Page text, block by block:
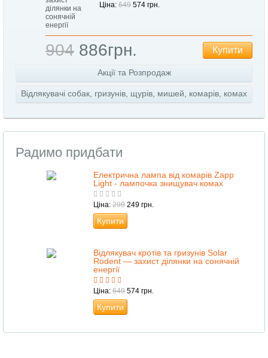
Ціна: 649 574 грн.
904 886грн. Купити
Акції та Розпродаж
Відлякувачі собак, гризунів, щурів, мишей, комарів, комах
Радимо придбати
Електрична лампа від комарів Zapp
Light - лампочка знищувач комах
Ціна: 299 249 грн.
Купити
Відлякувач кротів та гризунів Solar
Rodent — захист ділянки на сонячній
енергії
Ціна: 649 574 грн.
Купити